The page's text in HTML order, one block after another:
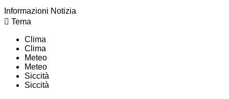
Informazioni Notizia
Tema
Clima
Clima
Meteo
Meteo
Siccità
Siccità